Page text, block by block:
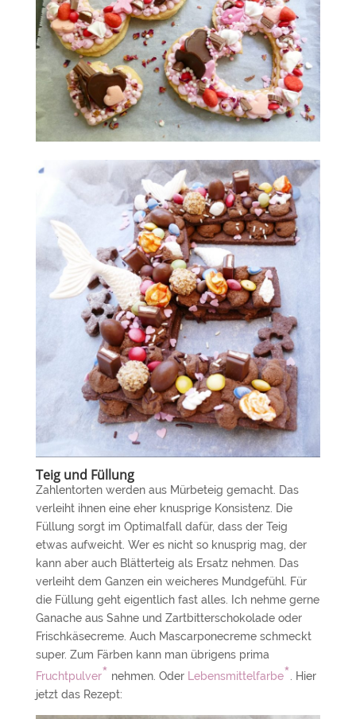
Teig und Füllung
Zahlentorten werden aus Mürbeteig gemacht. Das
verleiht ihnen eine eher knusprige Konsistenz. Die
Füllung sorgt im Optimalfall dafür, dass der Teig
etwas aufweicht. Wer es nicht so knusprig mag, der
kann aber auch Blätterteig als Ersatz nehmen. Das
verleiht dem Ganzen ein weicheres Mundgefühl. Für
die Füllung geht eigentlich fast alles. Ich nehme gerne
Ganache aus Sahne und Zartbitterschokolade oder
Frischkäsecreme. Auch Mascarponecreme schmeckt
super. Zum Färben kann man übrigens prima
Fruchtpulver* nehmen. Oder Lebensmittelfarbe*. Hier
jetzt das Rezept: